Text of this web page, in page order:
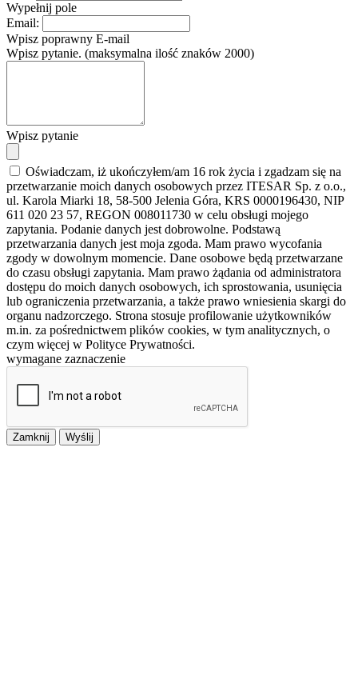
Wypełnij pole
Email:
Wpisz poprawny E-mail
Wpisz pytanie. (maksymalna ilość znaków 2000)
Wpisz pytanie
Oświadczam, iż ukończyłem/am 16 rok życia i zgadzam się na
przetwarzanie moich danych osobowych przez ITESAR Sp. z o.o.,
ul. Karola Miarki 18, 58-500 Jelenia Góra, KRS 0000196430, NIP
611 020 23 57, REGON 008011730 w celu obsługi mojego
zapytania. Podanie danych jest dobrowolne. Podstawą
przetwarzania danych jest moja zgoda. Mam prawo wycofania
zgody w dowolnym momencie. Dane osobowe będą przetwarzane
do czasu obsługi zapytania. Mam prawo żądania od administratora
dostępu do moich danych osobowych, ich sprostowania, usunięcia
lub ograniczenia przetwarzania, a także prawo wniesienia skargi do
organu nadzorczego. Strona stosuje profilowanie użytkowników
m.in. za pośrednictwem plików cookies, w tym analitycznych, o
czym więcej w Polityce Prywatności.
wymagane zaznaczenie
Zamknij Wyślij